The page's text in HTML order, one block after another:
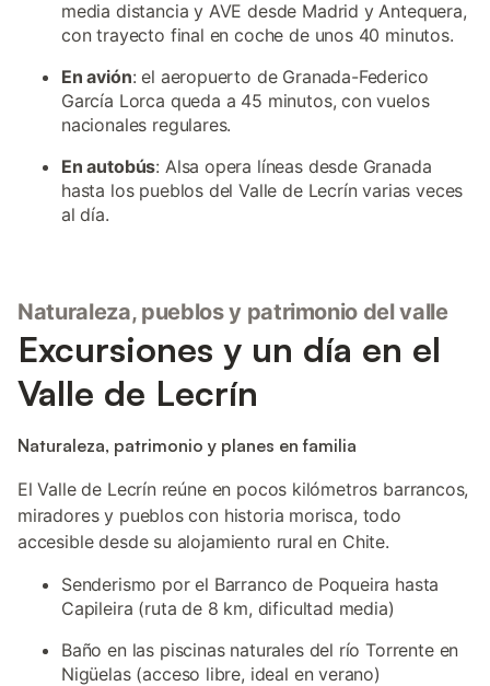
media distancia y AVE desde Madrid y Antequera,
con trayecto final en coche de unos 40 minutos.
En avión: el aeropuerto de Granada-Federico
García Lorca queda a 45 minutos, con vuelos
nacionales regulares.
En autobús: Alsa opera líneas desde Granada
hasta los pueblos del Valle de Lecrín varias veces
al día.
Naturaleza, pueblos y patrimonio del valle
Excursiones y un día en el
Valle de Lecrín
Naturaleza, patrimonio y planes en familia
El Valle de Lecrín reúne en pocos kilómetros barrancos,
miradores y pueblos con historia morisca, todo
accesible desde su alojamiento rural en Chite.
Senderismo por el Barranco de Poqueira hasta
Capileira (ruta de 8 km, dificultad media)
Baño en las piscinas naturales del río Torrente en
Nigüelas (acceso libre, ideal en verano)